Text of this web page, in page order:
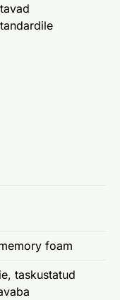
foam
taskustatud